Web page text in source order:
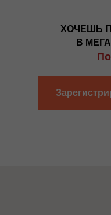
ХОЧЕШЬ
В